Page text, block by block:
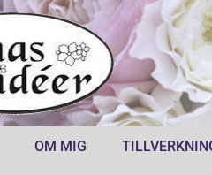
OM MIG